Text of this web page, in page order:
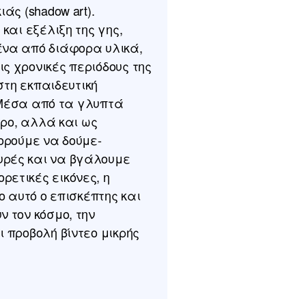
(shadow art).
εξέλιξη της γης,
από διάφορα υλικά,
περιόδους της
εκπαιδευτική
Μέσα από τα γλυπτά
αλλά και ως
να δούμε-
και να βγάλουμε
εικόνες, η
ο επισκέπτης και
τον κόσμο, την
βίντεο μικρής